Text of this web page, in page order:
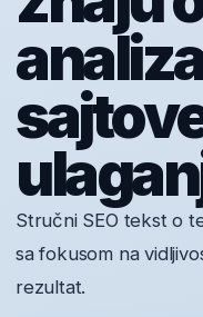
Stručni SEO tekst o
sa fokusom na
rezultat.